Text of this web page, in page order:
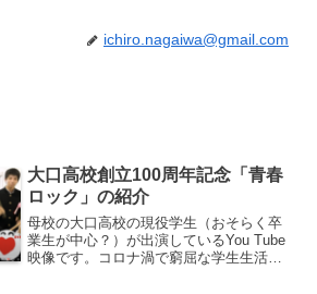
ichiro.nagaiwa@gmail.com
大口高校創立100周年記念「青春
ロック」の紹介
母校の大口高校の現役学生（おそらく卒
業生が中心？）が出演しているYou Tube
映像です。コロナ渦で窮屈な学生生活を